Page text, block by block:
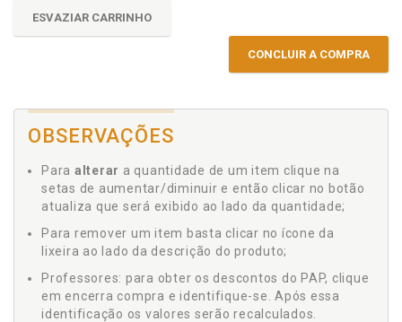
ESVAZIAR CARRINHO
CONCLUIR A COMPRA
OBSERVAÇÕES
Para alterar a quantidade de um item clique na
setas de aumentar/diminuir e então clicar no botão
atualiza que será exibido ao lado da quantidade;
Para remover um item basta clicar no ícone da
lixeira ao lado da descrição do produto;
Professores: para obter os descontos do PAP, clique
em encerra compra e identifique-se. Após essa
identificação os valores serão recalculados.